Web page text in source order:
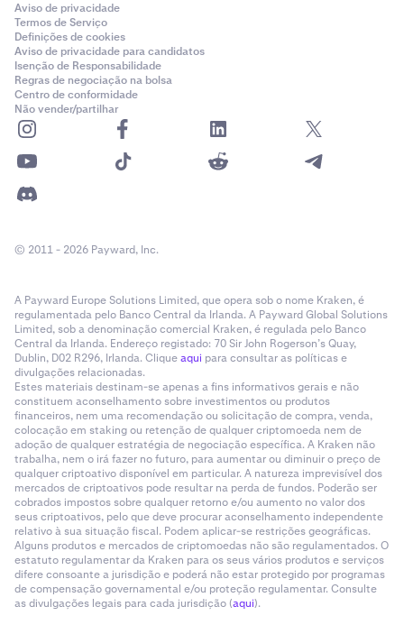
Aviso de privacidade
Termos de Serviço
Definições de cookies
Aviso de privacidade para candidatos
Isenção de Responsabilidade
Regras de negociação na bolsa
Centro de conformidade
Não vender/partilhar
© 2011 - 2026 Payward, Inc.
A Payward Europe Solutions Limited, que opera sob o nome Kraken, é
regulamentada pelo Banco Central da Irlanda. A Payward Global Solutions
Limited, sob a denominação comercial Kraken, é regulada pelo Banco
Central da Irlanda. Endereço registado: 70 Sir John Rogerson’s Quay,
Dublin, D02 R296, Irlanda. Cliqueaqui para consultar as políticas e
divulgações relacionadas.
Estes materiais destinam-se apenas a fins informativos gerais e não
constituem aconselhamento sobre investimentos ou produtos
financeiros, nem uma recomendação ou solicitação de compra, venda,
colocação em staking ou retenção de qualquer criptomoeda nem de
adoção de qualquer estratégia de negociação específica. A Kraken não
trabalha, nem o irá fazer no futuro, para aumentar ou diminuir o preço de
qualquer criptoativo disponível em particular. A natureza imprevisível dos
mercados de criptoativos pode resultar na perda de fundos. Poderão ser
cobrados impostos sobre qualquer retorno e/ou aumento no valor dos
seus criptoativos, pelo que deve procurar aconselhamento independente
relativo à sua situação fiscal. Podem aplicar-se restrições geográficas.
Alguns produtos e mercados de criptomoedas não são regulamentados. O
estatuto regulamentar da Kraken para os seus vários produtos e serviços
difere consoante a jurisdição e poderá não estar protegido por programas
de compensação governamental e/ou proteção regulamentar. Consulte
as divulgações legais para cada jurisdição (aqui).